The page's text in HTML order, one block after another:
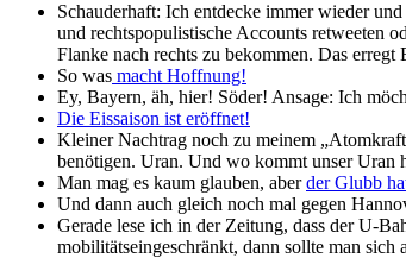
Schauderhaft: Ich entdecke immer wieder
und rechtspopulistische Accounts retweeten
Flanke nach rechts zu bekommen. Das
So was macht Hoffnung!
Ey, Bayern, äh, hier! Söder! Ansage: Ich
Die Eissaison ist eröffnet!
Kleiner Nachtrag noch zu meinem
benötigen. Uran. Und wo kommt unser Uran
Man mag es kaum glauben, aberder Glubb
Und dann auch gleich noch mal gegen
Gerade lese ich in der Zeitung, dass der U-
mobilitätseingeschränkt, dann sollte man